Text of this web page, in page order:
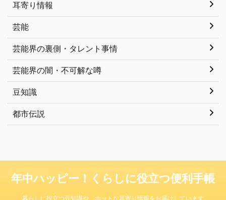
耳寄り情報
芸能
芸能界の裏側・タレント事情
芸能界の闇・不可解な噂
豆知識
都市伝説
年中ハッピー！くらしに役立つ便利手帳
暮らしに役立つ豆知識や、ホットな耳寄り情報をお届けしています